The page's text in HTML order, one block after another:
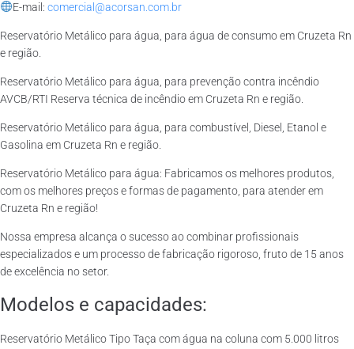
E-mail: comercial@acorsan.com.br
Reservatório Metálico para água, para água de consumo em Cruzeta Rn
e região.
Reservatório Metálico para água, para prevenção contra incêndio
AVCB/RTI Reserva técnica de incêndio em Cruzeta Rn e região.
Reservatório Metálico para água, para combustível, Diesel, Etanol e
Gasolina em Cruzeta Rn e região.
Reservatório Metálico para água: Fabricamos os melhores produtos,
com os melhores preços e formas de pagamento, para atender em
Cruzeta Rn e região!
Nossa empresa alcança o sucesso ao combinar profissionais
especializados e um processo de fabricação rigoroso, fruto de 15 anos
de excelência no setor.
Modelos e capacidades:
Reservatório Metálico Tipo Taça com água na coluna com 5.000 litros